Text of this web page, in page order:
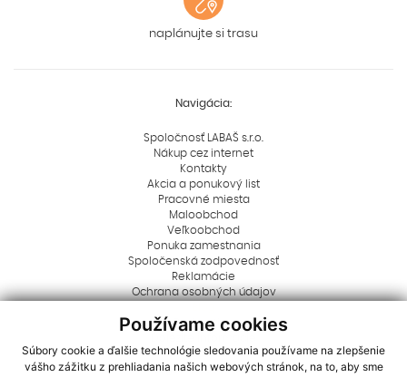
Používame cookies
Súbory cookie a ďalšie technológie sledovania používame na zlepšenie
vášho zážitku z prehliadania našich webových stránok, na to, aby sme
naplánujte si trasu
Navigácia:
Spoločnosť LABAŠ s.r.o.
Nákup cez internet
Kontakty
Akcia a ponukový list
Pracovné miesta
Maloobchod
Veľkoobchod
Ponuka zamestnania
Spoločenská zodpovednosť
Reklamácie
Ochrana osobných údajov
Rady a tipy
Aktuality
Logá na stiahnutie